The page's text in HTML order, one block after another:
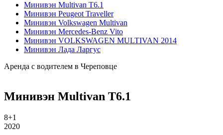
Минивэн Multivan Т6.1
Минивэн Peugeot Traveller
Минивэн Volkswagen Multivan
Минивэн Mercedes-Benz Vito
Минивэн VOLKSWAGEN MULTIVAN 2014
Минивэн Лада Ларгус
Аренда с водителем в Череповце
Минивэн Multivan Т6.1
8+1
2020